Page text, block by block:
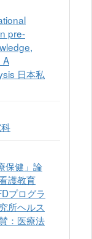
pre-
A
日本私
保健」論
護教育
プログラ
所ヘルス
：医療法